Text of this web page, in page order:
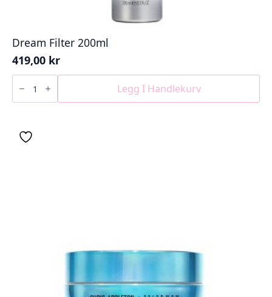
Dream Filter 200ml
419,00 kr
Dream
Filter
200ml
antall
Legg I Handlekurv